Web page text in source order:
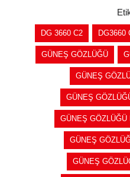
DG 3660 C2 DG3660
GÜNEŞ GÖZLÜĞÜ
GÜNEŞ
GÜNEŞ
GÜNEŞ GÖZLÜĞÜ
GÜNEŞ
GÜNEŞ